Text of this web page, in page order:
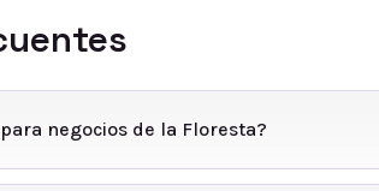
negocios de la Floresta?